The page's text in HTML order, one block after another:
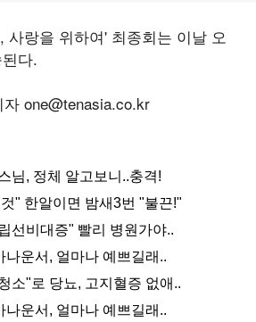
사랑을 위하여' 최종회는 이날 오
다.
one@tenasia.co.kr